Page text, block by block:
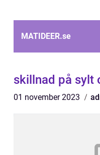
MATIDEER.se
skillnad på sylt
01 november 2023